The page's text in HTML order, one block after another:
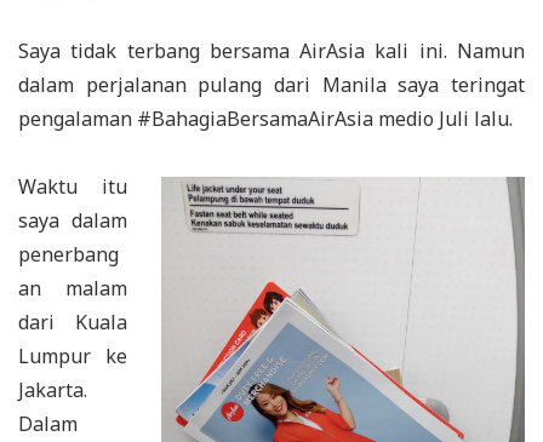
Saya tidak terbang bersama AirAsia kali ini. Namun
dalam perjalanan pulang dari Manila saya teringat
pengalaman #BahagiaBersamaAirAsia medio Juli lalu.
Waktu itu
saya dalam
penerbang
an malam
dari Kuala
Lumpur ke
Jakarta.
Dalam